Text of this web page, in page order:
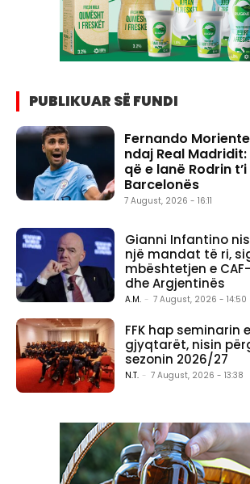
PUBLIKUAR SË FUNDI
Fernando
ndaj Real
që e lanë Rodrin
Barcelonës
7 August, 2026 - 16:11
Gianni Infantino
një mandat të ri,
mbështetjen e
dhe Argjentinës
A.M. - 7 August, 2026 - 14:50
FFK hap seminarin
gjyqtarët, nisin
sezonin 2026/27
N.T. - 7 August, 2026 - 13:38